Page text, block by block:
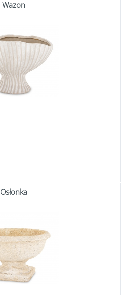
Wazon
Osłonka